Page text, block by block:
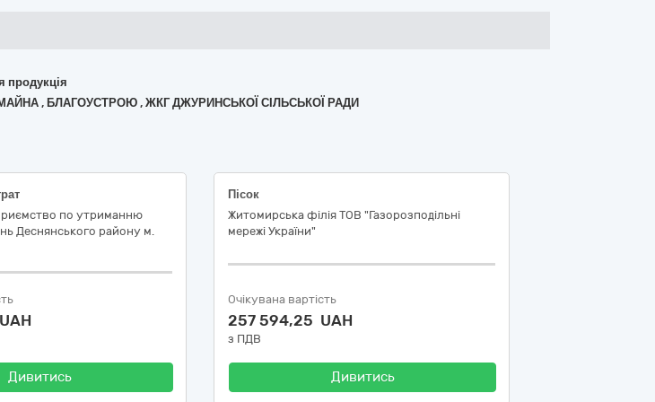
продукція
МАЙНА , БЛАГОУСТРОЮ , ЖКГ ДЖУРИНСЬКОЇ СІЛЬСЬКОЇ РАДИ
по утриманню
Деснянського району м.
Дивитись
Пісок
Житомирська філія ТОВ "Газорозподільні
мережі України"
Очікувана вартість
257 594,25 UAH
з ПДВ
Дивитись